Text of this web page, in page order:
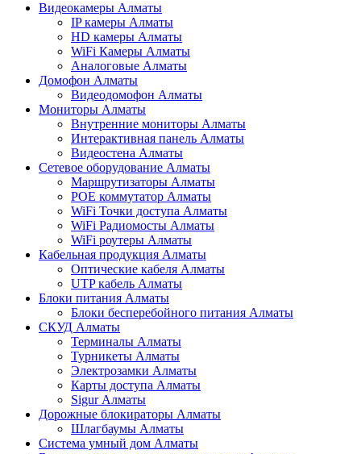
Видеокамеры Алматы
IP камеры Алматы
HD камеры Алматы
WiFi Камеры Алматы
Аналоговые Алматы
Домофон Алматы
Видеодомофон Алматы
Мониторы Алматы
Внутренние мониторы Алматы
Интерактивная панель Алматы
Видеостена Алматы
Сетевое оборудование Алматы
Маршрутизаторы Алматы
POE коммутатор Алматы
WiFi Точки доступа Алматы
WiFi Радиомосты Алматы
WiFi роутеры Алматы
Кабельная продукция Алматы
Оптические кабеля Алматы
UTP кабель Алматы
Блоки питания Алматы
Блоки бесперебойного питания Алматы
СКУД Алматы
Терминалы Алматы
Турникеты Алматы
Электрозамки Алматы
Карты доступа Алматы
Sigur Алматы
Дорожные блокираторы Алматы
Шлагбаумы Алматы
Система умный дом Алматы